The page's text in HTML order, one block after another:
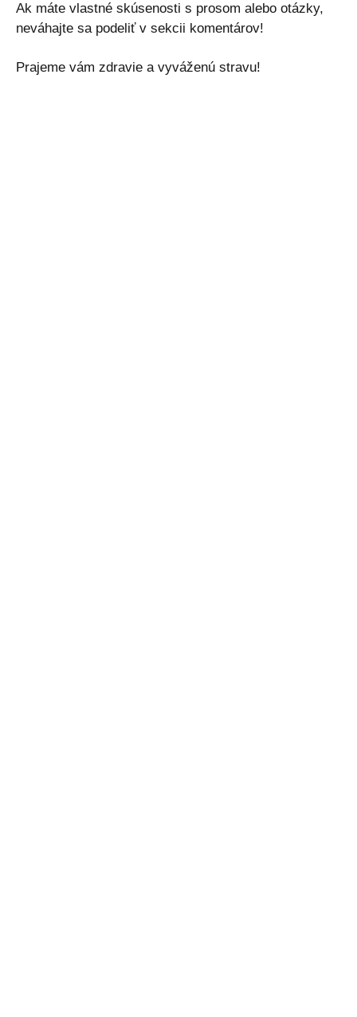
Ak máte vlastné skúsenosti s prosom alebo otázky,
neváhajte sa podeliť v sekcii komentárov!
Prajeme vám zdravie a vyváženú stravu!